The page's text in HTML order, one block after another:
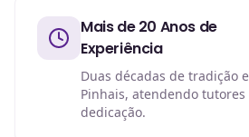
Mais de 20 Anos de
Experiência
Duas décadas de tradição
Pinhais, atendendo tutores
dedicação.